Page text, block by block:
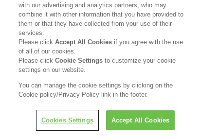
NATM 2018 国交省 長野県 調査坑
NATM 2019 国交省 神奈川県 道路トンネル
NATM 2019 国交省 福島県 道路トンネル
NATM 2020 東京都 東京都 道路トンネル
NATM 2020 国交省 福井県 道路トンネル
NATM
2020 国交省 石川県 道路トンネル
NATM
2020 国交省 北海道 道路トンネル
with our advertising and analytics partners, who may
combine it with other information that you have provided to
them or that they have collected from your use of their
services.
Please clickAccept All Cookies if you agree with the use
of all of our cookies.
Please clickCookie Settingsto customize your cookie
settings on our website.
You can manage the cookie settings by clicking on the
Cookie policy/Privacy Policy link in the footer.
Cookies Settings Accept All Cookies